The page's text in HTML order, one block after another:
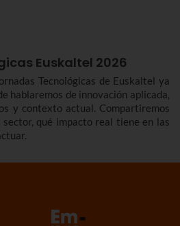
Euskaltel 2026
Tecnológicas de Euskaltel ya
hablaremos de innovación aplicada,
y contexto actual. Compartiremos
qué impacto real tiene en las